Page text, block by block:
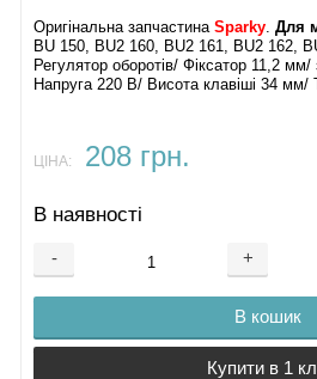
Оригінальна запчастинаSparky.Для
BU 150, BU2 160, BU2 161, BU2 162,
Регулятор оборотів/ Фіксатор 11,2
Напруга 220 В/ Висота клавіші 34 мм/
ЦІНА: 208 грн.
В наявності
- +
В кошик
Купити в 1